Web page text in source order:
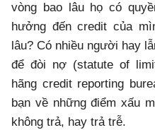
vòng bao lâu họ có
hưởng đến credit của
lâu? Có nhiều người hay
để đòi nợ (statute of
hãng credit reporting
bạn về những điểm xấu
không trả, hay trả trễ.